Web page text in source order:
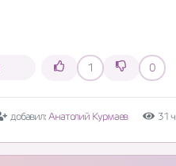
1 0
добавил:Анатолий Курмаев 31